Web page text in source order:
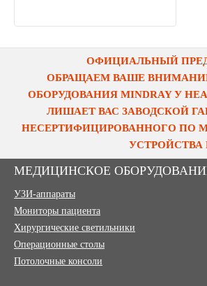
ОФИЦИАЛЬНЫЙ
ОБРАЩАЕМ ВАШЕ
ОБОРУДОВАНИЯ MINDRAY У
ЛИШАЕТ ВАС ЗАВОДСКОЙ
НЕСЕРТИФИЦИРОВАННОГО ПО
МЕДИЦИНСКОЕ
УЗИ-аппараты
Мониторы пациента
Хирургические светильники
Операционные столы
Потолочные консоли